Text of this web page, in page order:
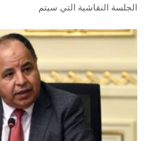
الجلسة النقاشية التي سيتم